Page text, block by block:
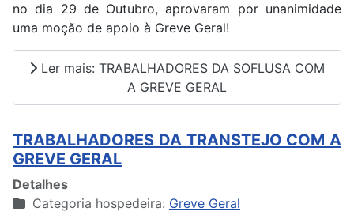
no dia 29 de Outubro, aprovaram por unanimidade
uma moção de apoio à Greve Geral!
Ler mais: TRABALHADORES DA SOFLUSA COM
A GREVE GERAL
TRABALHADORES DA TRANSTEJO COM A
GREVE GERAL
Detalhes
Categoria hospedeira: Greve Geral